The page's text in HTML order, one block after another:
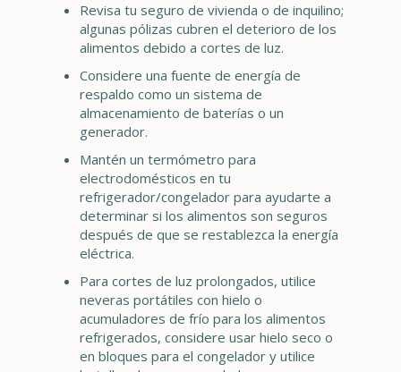
Revisa tu seguro de vivienda o de inquilino;
algunas pólizas cubren el deterioro de los
alimentos debido a cortes de luz.
Considere una fuente de energía de
respaldo como un sistema de
almacenamiento de baterías o un
generador.
Mantén un termómetro para
electrodomésticos en tu
refrigerador/congelador para ayudarte a
determinar si los alimentos son seguros
después de que se restablezca la energía
eléctrica.
Para cortes de luz prolongados, utilice
neveras portátiles con hielo o
acumuladores de frío para los alimentos
refrigerados, considere usar hielo seco o
en bloques para el congelador y utilice